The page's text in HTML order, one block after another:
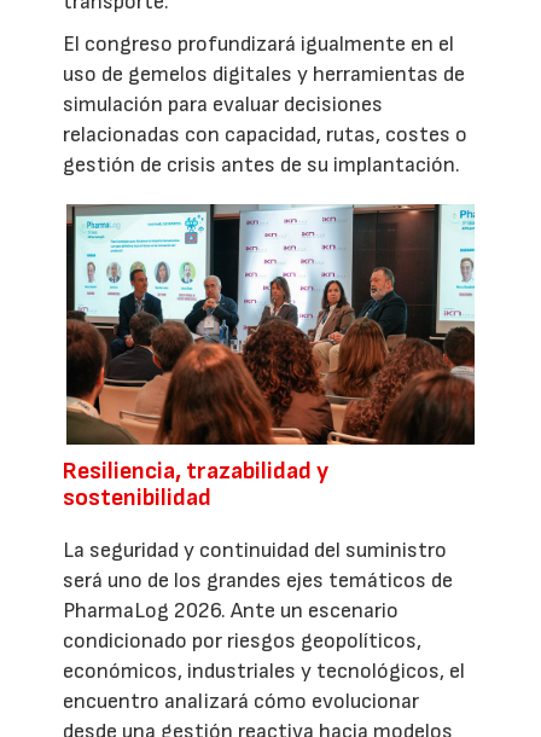
El congreso profundizará igualmente en el
uso de gemelos digitales y herramientas de
simulación para evaluar decisiones
relacionadas con capacidad, rutas, costes o
gestión de crisis antes de su implantación.
Resiliencia, trazabilidad y
sostenibilidad
La seguridad y continuidad del suministro
será uno de los grandes ejes temáticos de
PharmaLog 2026. Ante un escenario
condicionado por riesgos geopolíticos,
económicos, industriales y tecnológicos, el
encuentro analizará cómo evolucionar
desde una gestión reactiva hacia modelos